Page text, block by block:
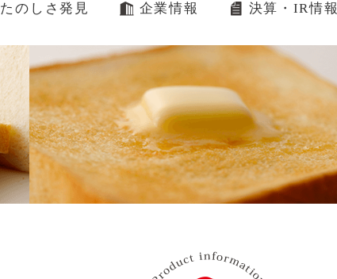
たのしさ発見 企業情報 決算・IR情報